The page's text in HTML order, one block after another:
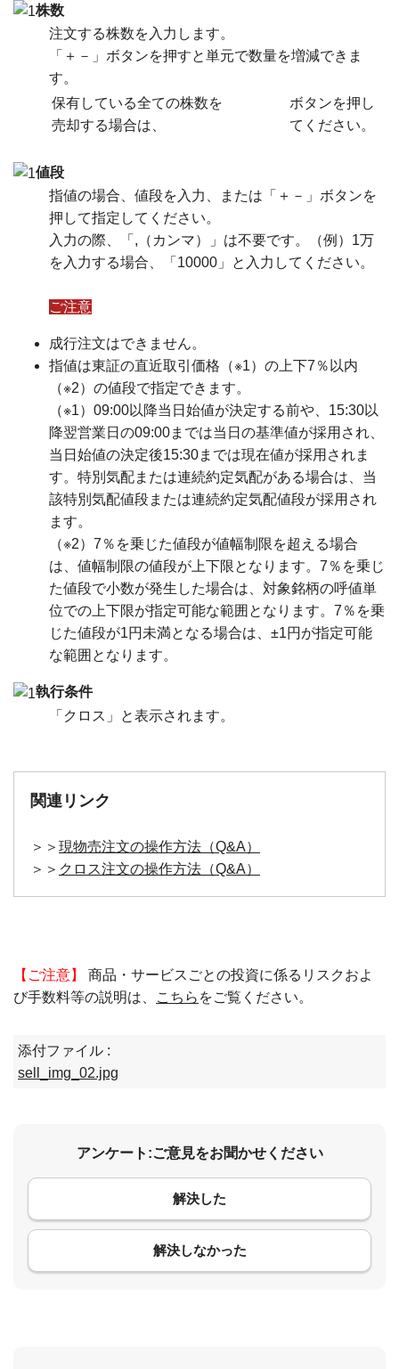
株数
注文する株数を入力します。
「＋－」ボタンを押すと単元で数量を増減できま
す。
保有している全ての株数を
売却する場合は、
ボタンを押し
てください。
値段
指値の場合、値段を入力、または「＋－」ボタンを
押して指定してください。
入力の際、「,（カンマ）」は不要です。（例）1万
を入力する場合、「10000」と入力してください。
ご注意
成行注文はできません。
指値は東証の直近取引価格（※1）の上下7％以内
（※2）の値段で指定できます。
（※1）09:00以降当日始値が決定する前や、15:30以
降翌営業日の09:00までは当日の基準値が採用され、
当日始値の決定後15:30までは現在値が採用されま
す。特別気配または連続約定気配がある場合は、当
該特別気配値段または連続約定気配値段が採用され
ます。
（※2）7％を乗じた値段が値幅制限を超える場合
は、値幅制限の値段が上下限となります。7％を乗じ
た値段で小数が発生した場合は、対象銘柄の呼値単
位での上下限が指定可能な範囲となります。7％を乗
じた値段が1円未満となる場合は、±1円が指定可能
な範囲となります。
執行条件
「クロス」と表示されます。
関連リンク
＞＞ 現物売注文の操作方法（Q&A）
＞＞ クロス注文の操作方法（Q&A）
【ご注意】
商品・サービスごとの投資に係るリスクおよ
び手数料等の説明は、
こちら をご覧ください。
添付ファイル :
sell_img_02.jpg
アンケート:ご意見をお聞かせください
解決した
解決しなかった
コメント